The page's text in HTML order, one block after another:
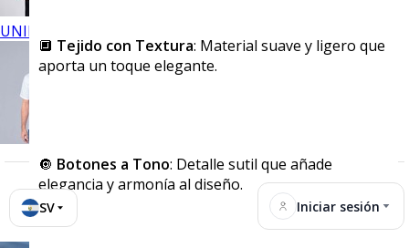
UNIFORMES
SV Iniciar sesión
🔲 Tejido con Textura: Material suave y ligero que
aporta un toque elegante.
🔘 Botones a Tono: Detalle sutil que añade
elegancia y armonía al diseño.